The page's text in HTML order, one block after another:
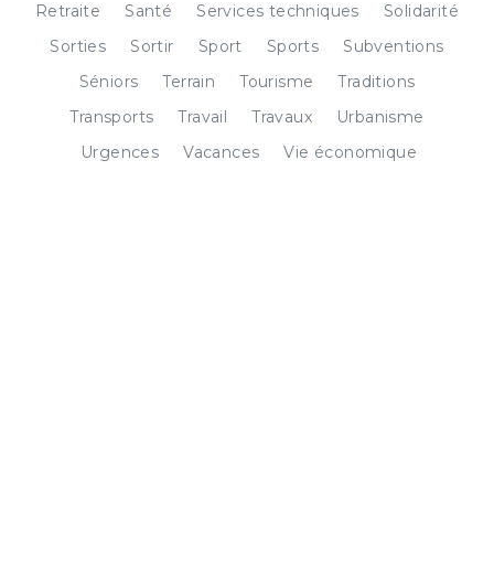
Retraite
Santé Services techniques
Solidarité
Sorties
Sortir Sport Sports
Subventions
Séniors
Terrain Tourisme
Traditions
Transports
Travail Travaux
Urbanisme
Urgences
Vacances Vie économique